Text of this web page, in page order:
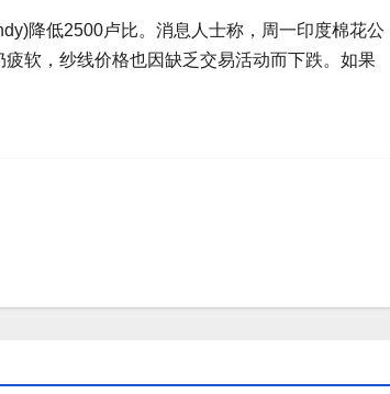
降低2500卢比。消息人士称，周一印度棉花公
软，纱线价格也因缺乏交易活动而下跌。如果